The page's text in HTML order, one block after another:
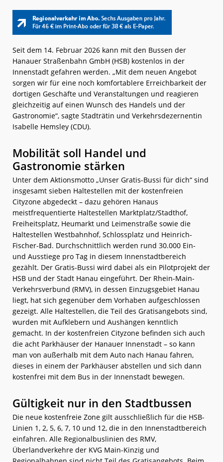
Seit dem 14. Februar 2026 kann mit den Bussen der
Hanauer Straßenbahn GmbH (HSB) kostenlos in der
Innenstadt gefahren werden. „Mit dem neuen Angebot
sorgen wir für eine noch komfortablere Erreichbarkeit der
dortigen Geschäfte und Veranstaltungen und reagieren
gleichzeitig auf einen Wunsch des Handels und der
Gastronomie“, sagte Stadträtin und Verkehrsdezernentin
Isabelle Hemsley (CDU).
Mobilität soll Handel und
Gastronomie stärken
Unter dem Aktionsmotto „Unser Gratis-Bussi für dich“ sind
insgesamt sieben Haltestellen mit der kostenfreien
Cityzone abgedeckt – dazu gehören Hanaus
meistfrequentierte Haltestellen Marktplatz/Stadthof,
Freiheitsplatz, Heumarkt und Leimenstraße sowie die
Haltestellen Westbahnhof, Schlossplatz und Heinrich-
Fischer-Bad. Durchschnittlich werden rund 30.000 Ein-
und Ausstiege pro Tag in diesem Innenstadtbereich
gezählt. Der Gratis-Bussi wird dabei als ein Pilotprojekt der
HSB und der Stadt Hanau eingeführt. Der Rhein-Main-
Verkehrsverbund (RMV), in dessen Einzugsgebiet Hanau
liegt, hat sich gegenüber dem Vorhaben aufgeschlossen
gezeigt. Alle Haltestellen, die Teil des Gratisangebots sind,
wurden mit Aufklebern und Aushängen kenntlich
gemacht. In der kostenfreien Cityzone befinden sich auch
die acht Parkhäuser der Hanauer Innenstadt – so kann
man von außerhalb mit dem Auto nach Hanau fahren,
dieses in einem der Parkhäuser abstellen und sich dann
kostenfrei mit dem Bus in der Innenstadt bewegen.
Gültigkeit nur in den Stadtbussen
Die neue kostenfreie Zone gilt ausschließlich für die HSB-
Linien 1, 2, 5, 6, 7, 10 und 12, die in den Innenstadtbereich
einfahren. Alle Regionalbuslinien des RMV,
Überlandverkehre der KVG Main-Kinzig und